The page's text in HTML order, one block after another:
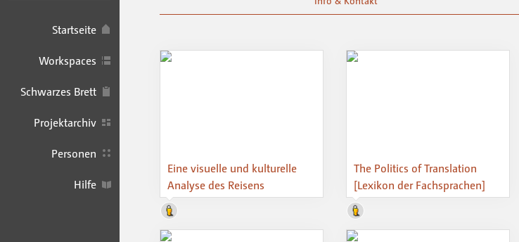
Startseite
Workspaces
Schwarzes Brett
Projektarchiv
Personen
Hilfe
Eine visuelle und kulturelle
Analyse des Reisens
The Politics of Translation
[Lexikon der Fachsprachen]